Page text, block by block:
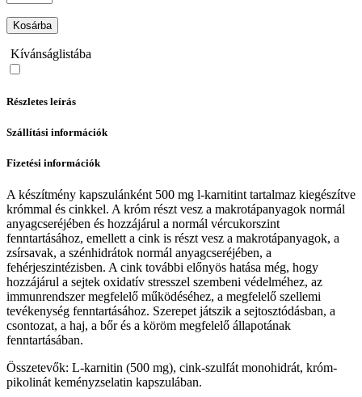
Kosárba
Kívánságlistába
Részletes leírás
Szállítási információk
Fizetési információk
A készítmény kapszulánként 500 mg l-karnitint tartalmaz kiegészítve
krómmal és cinkkel. A króm részt vesz a makrotápanyagok normál
anyagcseréjében és hozzájárul a normál vércukorszint
fenntartásához, emellett a cink is részt vesz a makrotápanyagok, a
zsírsavak, a szénhidrátok normál anyagcseréjében, a
fehérjeszintézisben. A cink további előnyös hatása még, hogy
hozzájárul a sejtek oxidatív stresszel szembeni védelméhez, az
immunrendszer megfelelő működéséhez, a megfelelő szellemi
tevékenység fenntartásához. Szerepet játszik a sejtosztódásban, a
csontozat, a haj, a bőr és a köröm megfelelő állapotának
fenntartásában.
Összetevők: L-karnitin (500 mg), cink-szulfát monohidrát, króm-
pikolinát keményzselatin kapszulában.